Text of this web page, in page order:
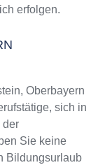
erfolgen.
Oberbayern
sich in
der
Sie keine
Bildungsurlaub